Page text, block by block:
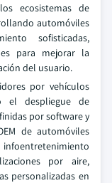
ecosistemas de
automóviles
sofisticadas,
para mejorar la
del usuario.
por vehículos
el despliegue de
por software y
de automóviles
por aire,
personalizadas en